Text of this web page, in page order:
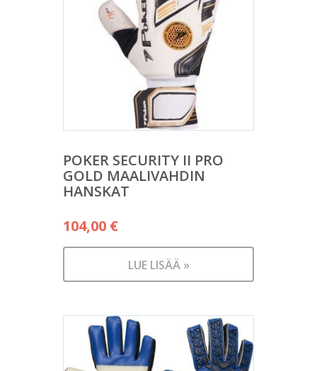
POKER SECURITY II PRO
GOLD MAALIVAHDIN
HANSKAT
104,00 €
LUE LISÄÄ »